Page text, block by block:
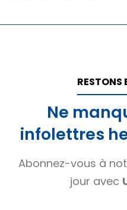
RESTONS
Ne
infolettres
Abonnez-vous à
jour avec